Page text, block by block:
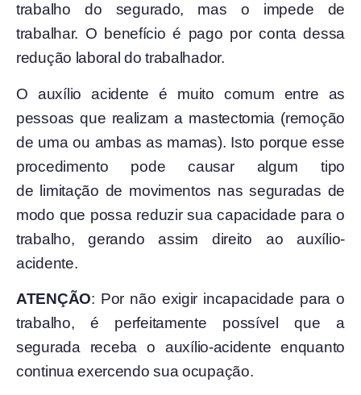
trabalho do segurado, mas o impede de
trabalhar. O benefício é pago por conta dessa
redução laboral do trabalhador.
O auxílio acidente é muito comum entre as
pessoas que realizam a mastectomia (remoção
de uma ou ambas as mamas). Isto porque esse
procedimento pode causar algum tipo
de limitação de movimentos nas seguradas de
modo que possa reduzir sua capacidade para o
trabalho, gerando assim direito ao auxílio-
acidente.
ATENÇÃO: Por não exigir incapacidade para o
trabalho, é perfeitamente possível que a
segurada receba o auxílio-acidente enquanto
continua exercendo sua ocupação.